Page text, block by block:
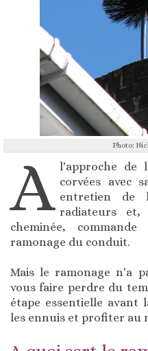
Photo:
A l'approche de
corvées avec
entretien de
radiateurs
cheminée,
ramonage du conduit.
Mais le ramonage n'a
vous faire perdre du
étape essentielle avant
les ennuis et profiter au